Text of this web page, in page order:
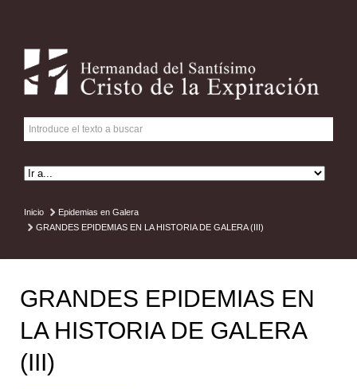
Inicio
Epidemias en Galera
GRANDES EPIDEMIAS EN LA HISTORIA DE GALERA (III)
GRANDES EPIDEMIAS EN
LA HISTORIA DE GALERA
(III)